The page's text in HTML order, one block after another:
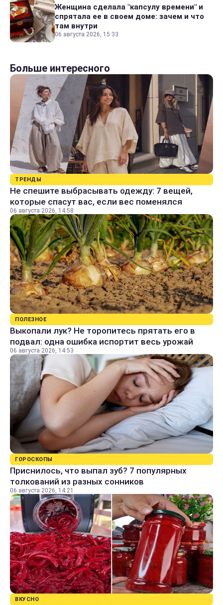
Женщина сделала "капсулу времени" и
спрятала ее в своем доме: зачем и что
там внутри
06 августа 2026, 15:33
Больше интересного
ТРЕНДЫ
Не спешите выбрасывать одежду: 7 вещей,
которые спасут вас, если вес поменялся
06 августа 2026, 14:58
ПОЛЕЗНОЕ
Выкопали лук? Не торопитесь прятать его в
подвал: одна ошибка испортит весь урожай
06 августа 2026, 14:53
ГОРОСКОПЫ
Приснилось, что выпал зуб? 7 популярных
толкований из разных сонников
06 августа 2026, 14:21
ВКУСНО